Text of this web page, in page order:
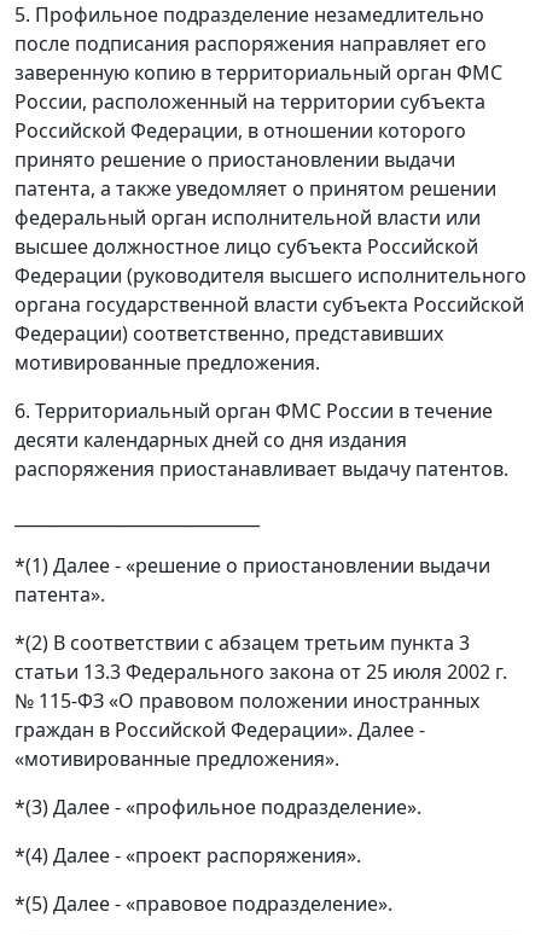
5. Профильное подразделение незамедлительно
после подписания распоряжения направляет его
заверенную копию в территориальный орган ФМС
России, расположенный на территории субъекта
Российской Федерации, в отношении которого
принято решение о приостановлении выдачи
патента, а также уведомляет о принятом решении
федеральный орган исполнительной власти или
высшее должностное лицо субъекта Российской
Федерации (руководителя высшего исполнительного
органа государственной власти субъекта Российской
Федерации) соответственно, представивших
мотивированные предложения.
6. Территориальный орган ФМС России в течение
десяти календарных дней со дня издания
распоряжения приостанавливает выдачу патентов.
*(1) Далее - «решение о приостановлении выдачи
патента».
*(2) В соответствии с абзацем третьим пункта 3
статьи 13.3 Федерального закона от 25 июля 2002 г.
№ 115-ФЗ «О правовом положении иностранных
граждан в Российской Федерации». Далее -
«мотивированные предложения».
*(3) Далее - «профильное подразделение».
*(4) Далее - «проект распоряжения».
*(5) Далее - «правовое подразделение».